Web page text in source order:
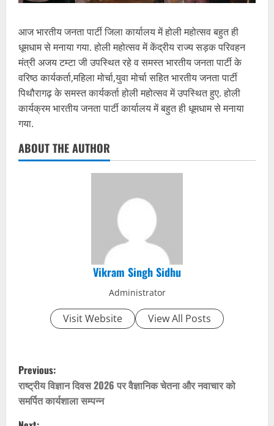
आज भारतीय जनता पार्टी जिला कार्यालय में होली महोत्सव बहुत ही
धूमधाम से मनाया गया. होली महोत्सव में केंद्रीय राज्य सड़क परिवहन
मंत्री अजय टम्टा जी उपस्थित रहे व समस्त भारतीय जनता पार्टी के
वरिष्ठ कार्यकर्ता,महिला मोर्चा,युवा मोर्चा सहित भारतीय जनता पार्टी
पिथौरागढ़ के समस्त कार्यकर्ता होली महोत्सव में उपस्थित हुए. होली
कार्यक्रम भारतीय जनता पार्टी कार्यालय में बहुत ही धूमधाम से मनाया
गया.
ABOUT THE AUTHOR
Vikram Singh Sidhu
Administrator
Visit Website View All Posts
P
o
s
Previous:
राष्ट्रीय विज्ञान दिवस 2026 पर वैज्ञानिक चेतना और नवाचार को
समर्पित कार्यशाला सम्पन्न